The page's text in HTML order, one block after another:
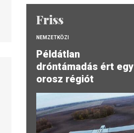
Friss
NEMZETKÖZI
Példátlan
dróntámadás ért egy
orosz régiót